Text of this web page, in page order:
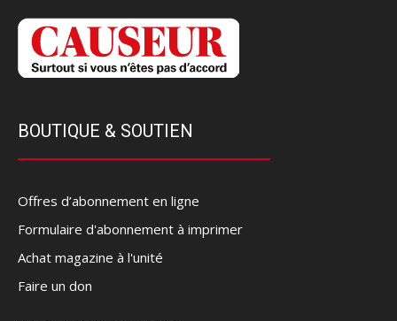
BOUTIQUE & SOUTIEN
Offres d’abonnement en ligne
Formulaire d'abonnement à imprimer
Achat magazine à l'unité
Faire un don